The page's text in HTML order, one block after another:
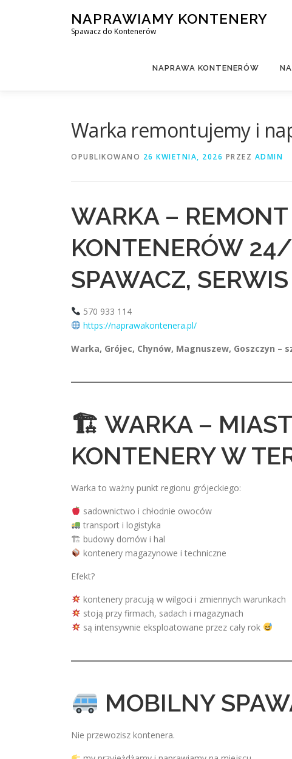
NAPRAWIAMY KONTENERY
Spawacz do Kontenerów
NAPRAWA KONTENERÓW
Warka remontujemy i
OPUBLIKOWANO 26 KWIETNIA, 2026 PRZEZ ADMIN
WARKA –
KONTENERÓW
SPAWACZ,
570 933 114
https://naprawakontenera.pl/
Warka, Grójec, Chynów, Magnuszew, Goszczyn –
🏗 WARKA –
KONTENERY W
Warka to ważny punkt regionu grójeckiego:
sadownictwo i chłodnie owoców
transport i logistyka
🏗 budowy domów i hal
kontenery magazynowe i techniczne
Efekt?
kontenery pracują w wilgoci i zmiennych warunkach
stoją przy firmach, sadach i magazynach
są intensywnie eksploatowane przez cały rok
MOBILNY
Nie przewozisz kontenera.